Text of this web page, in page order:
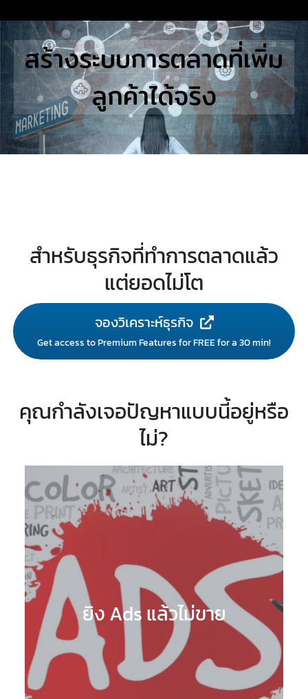
to
content
STUDIES
Search
for:สร้างระบบการตลาดที่เพิ่ม
ลูกค้าได้จริง
สำหรับธุรกิจที่ทำการตลาดแล้ว
แต่ยอดไม่โต
จองวิเคราะห์ธุรกิจ
Get access to Premium Features for FREE for a 30 min!
คุณกำลังเจอปัญหาแบบนี้อยู่หรือ
ไม่?
ยิง Ads แล้วไม่ขาย